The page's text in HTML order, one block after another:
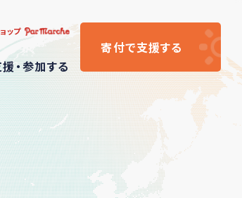
ップ
・参加する
寄付で支援する